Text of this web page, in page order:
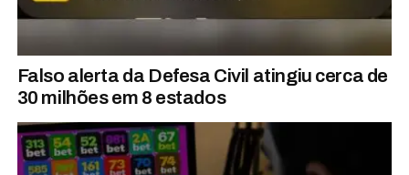
Falso alerta da Defesa Civil atingiu cerca de
30 milhões em 8 estados